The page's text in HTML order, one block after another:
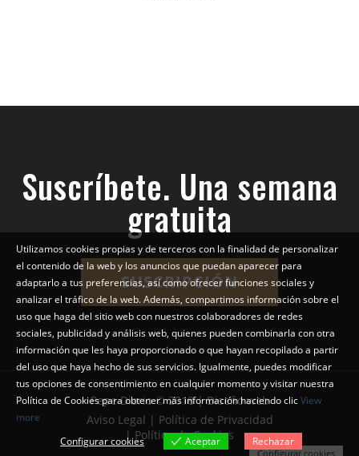
Suscríbete. Una semana
gratuita
SUSCRIPCIÓN
Pepe Diario © 2018 | Diseño web
Aviso Legal | Política de Privacidad
| Política de Cookies
Utilizamos cookies propias y de terceros con la finalidad de personalizar
el contenido de la web y los anuncios que puedan aparecer para
adaptarlo a tus preferencias, así como ofrecer funciones sociales y
analizar el tráfico de la web. Además, compartimos información sobre el
uso que haga del sitio web con nuestros colaboradores de redes
sociales, publicidad y análisis web, quienes pueden combinarla con otra
información que les haya proporcionado o que hayan recopilado a partir
del uso que haya hecho de sus servicios. Igualmente, puedes modificar
tus opciones de consentimiento en cualquier momento y visitar nuestra
Política de Cookies para obtener más información haciendo clicView
more
Configurar cookies
Aceptar Rechazar
Configurar cookies